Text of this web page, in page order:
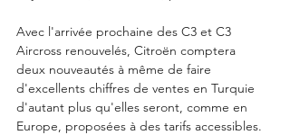
Avec l'arrivée prochaine des C3 et C3
Aircross renouvelés, Citroën comptera
deux nouveautés à même de faire
d'excellents chiffres de ventes en Turquie
d'autant plus qu'elles seront, comme en
Europe, proposées à des tarifs accessibles.